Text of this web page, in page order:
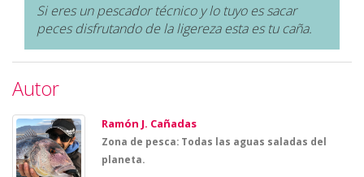
Si eres un pescador técnico y lo tuyo es sacar
peces disfrutando de la ligereza esta es tu caña.
Autor
Ramón J. Cañadas
Zona de pesca: Todas las aguas saladas del
planeta.